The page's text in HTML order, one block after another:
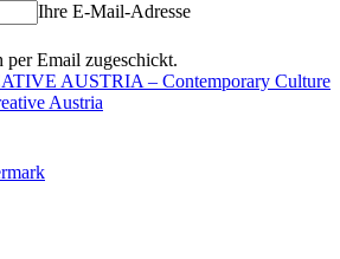
Ihre E-Mail-Adresse
Email zugeschickt.
AUSTRIA – Contemporary Culture